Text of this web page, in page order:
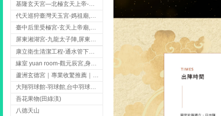
基隆玄天宮—北極玄天上帝-玄天上帝廟,拜玄天上帝,基隆玄天上帝廟,安樂區玄天上帝廟,
代天巡狩臺灣天玉宮-媽祖廟,拜媽祖,雲林媽祖廟,雲林拜媽祖,
臺中后里受極宮-玄天上帝廟,拜玄天上帝,台中玄天上帝廟,后里玄天上帝廟,
屏東湘湖宮-九龍太子陣,屏東九龍太子陣
康立衛生清潔工程-通水管下水道 清排水溝 台北抽水肥 台北洗污水管 桃園洗污水管下水道
緣室 yuan room-觀元辰宮,身心靈課程,台中觀元辰宮,台中身心靈課程,西屯觀元辰宮
蘆洲玄德宮｜專業收驚推薦｜問事服務｜點燈祭改｜補財補運-玄天上帝廟,問事,台北玄天上帝廟,蘆洲問事,
大翔羽球館-羽球館,台中羽球館,台中羽球場地出租,台中專業羽球館
吾花果物(田綠渼)
八德天山